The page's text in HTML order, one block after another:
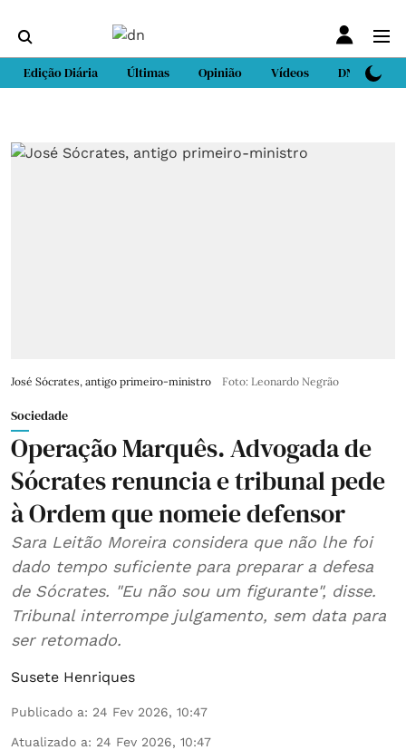
Edição Diária Últimas Opinião Vídeos DN Sport
José Sócrates, antigo primeiro-ministro Foto: Leonardo Negrão
Sociedade
Operação Marquês. Advogada de
Sócrates renuncia e tribunal pede
à Ordem que nomeie defensor
Sara Leitão Moreira considera que não lhe foi
dado tempo suficiente para preparar a defesa
de Sócrates. "Eu não sou um figurante", disse.
Tribunal interrompe julgamento, sem data para
ser retomado.
Susete Henriques
Publicado a: 24 Fev 2026, 10:47
Atualizado a: 24 Fev 2026, 10:47